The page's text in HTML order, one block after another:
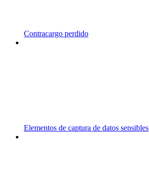
Contracargo perdido
Elementos de captura de datos sensibles